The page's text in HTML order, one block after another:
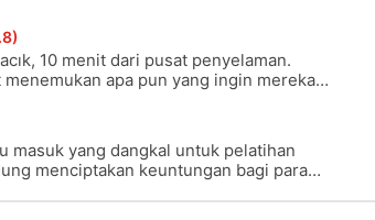
10 menit dari pusat penyelaman.
apa pun yang ingin mereka
berpengalaman, paling ingin
semua jenis kejutan seperti pari elang
masuk yang dangkal untuk pelatihan
menciptakan keuntungan bagi para